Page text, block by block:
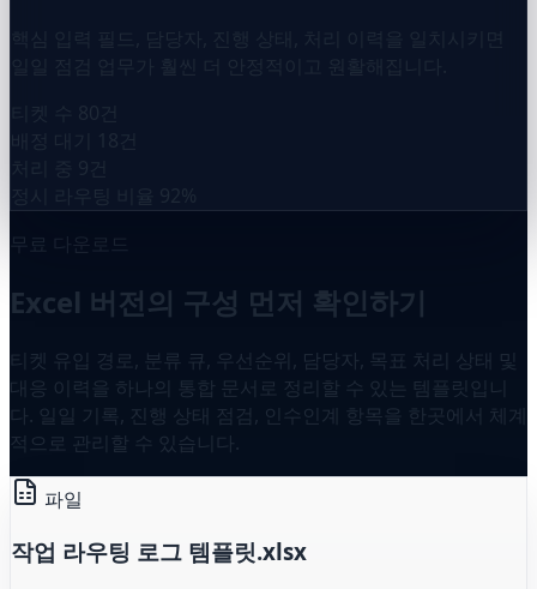
핵심 입력 필드, 담당자, 진행 상태, 처리 이력을 일치시키면
일일 점검 업무가 훨씬 더 안정적이고 원활해집니다.
티켓 수
80건
18건
9건
92%
무료 다운로드
Excel 버전의 구성 먼저 확인하기
티켓 유입 경로, 분류 큐, 우선순위, 담당자, 목표 처리 상태 및
대응 이력을 하나의 통합 문서로 정리할 수 있는 템플릿입니
다. 일일 기록, 진행 상태 점검, 인수인계 항목을 한곳에서 체계
적으로 관리할 수 있습니다.
파일
작업 라우팅 로그 템플릿.xlsx